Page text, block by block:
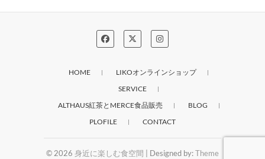
HOME
LIKOオンラインショップ
SERVICE
ALTHAUS紅茶とMERCE食品販売
BLOG
PLOFILE
CONTACT
© 2026 身近に楽しむ食空間 | Designed by:Theme